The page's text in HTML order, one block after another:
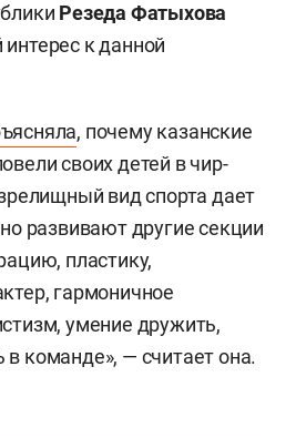
Резеда Фатыхова
к данной
, почему казанские
своих детей в чир-
вид спорта дает
развивают другие секции
пластику,
гармоничное
умение дружить,
в команде», — считает она.